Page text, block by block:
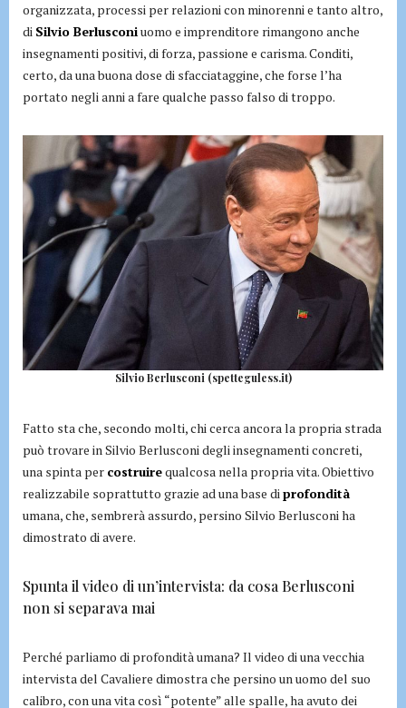
organizzata, processi per relazioni con minorenni e tanto altro,
di Silvio Berlusconiuomo e imprenditore rimangono anche
insegnamenti positivi, di forza, passione e carisma. Conditi,
certo, da una buona dose di sfacciataggine, che forse l’ha
portato negli anni a fare qualche passo falso di troppo.
Silvio Berlusconi (spetteguless.it)
Fatto sta che, secondo molti, chi cerca ancora la propria strada
può trovare in Silvio Berlusconi degli insegnamenti concreti,
una spinta per costruirequalcosa nella propria vita. Obiettivo
realizzabile soprattutto grazie ad una base di profondità
umana, che, sembrerà assurdo, persino Silvio Berlusconi ha
dimostrato di avere.
Spunta il video di un’intervista: da cosa Berlusconi
non si separava mai
Perché parliamo di profondità umana? Il video di una vecchia
intervista del Cavaliere dimostra che persino un uomo del suo
calibro, con una vita così “potente” alle spalle, ha avuto dei